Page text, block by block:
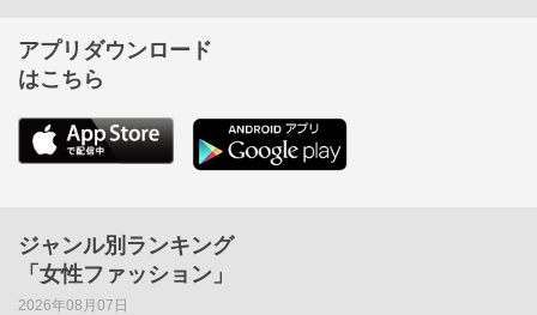
アプリダウンロード
はこちら
ジャンル別ランキング
「女性ファッション」
2026年08月07日